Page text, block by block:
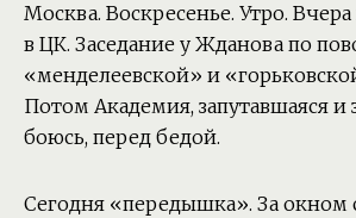
Москва. Воскресенье. Утро.
в ЦК. Заседание у Жданова по
«менделеевской» и
Потом Академия, запутавшаяся и
боюсь, перед бедой.
Сегодня «передышка». За окном